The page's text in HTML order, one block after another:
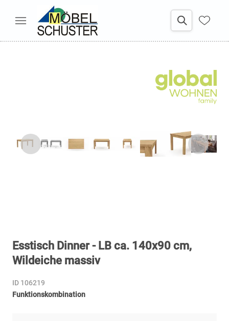
Esstisch Dinner - LB ca. 140x90 cm,
Wildeiche massiv
ID 106219
Funktionskombination